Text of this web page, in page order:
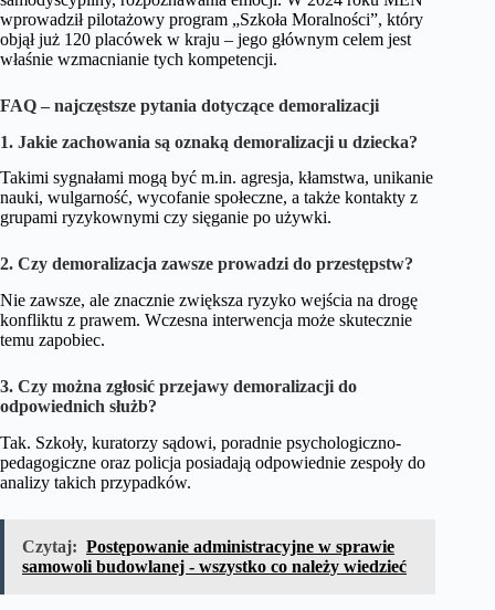
wprowadził pilotażowy program „Szkoła Moralności”, który
objął już 120 placówek w kraju – jego głównym celem jest
właśnie wzmacnianie tych kompetencji.
FAQ – najczęstsze pytania dotyczące demoralizacji
1. Jakie zachowania są oznaką demoralizacji u dziecka?
Takimi sygnałami mogą być m.in. agresja, kłamstwa, unikanie
nauki, wulgarność, wycofanie społeczne, a także kontakty z
grupami ryzykownymi czy sięganie po używki.
2. Czy demoralizacja zawsze prowadzi do przestępstw?
Nie zawsze, ale znacznie zwiększa ryzyko wejścia na drogę
konfliktu z prawem. Wczesna interwencja może skutecznie
temu zapobiec.
3. Czy można zgłosić przejawy demoralizacji do
odpowiednich służb?
Tak. Szkoły, kuratorzy sądowi, poradnie psychologiczno-
pedagogiczne oraz policja posiadają odpowiednie zespoły do
analizy takich przypadków.
Czytaj: Postępowanie administracyjne w sprawie
samowoli budowlanej - wszystko co należy wiedzieć